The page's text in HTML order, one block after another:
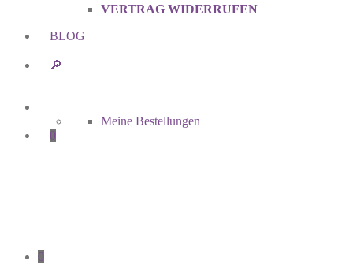
VERTRAG WIDERRUFEN
BLOG
🔎︎
Meine Bestellungen
0
0